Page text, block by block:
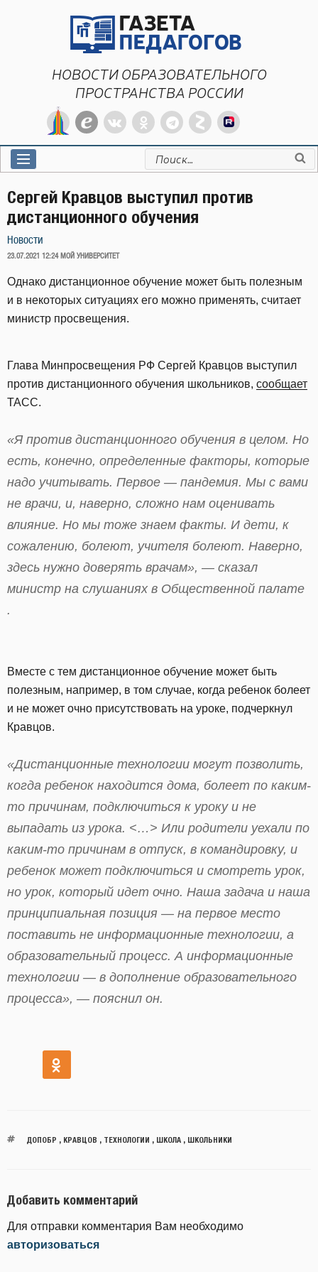
НОВОСТИ ОБРАЗОВАТЕЛЬНОГО
ПРОСТРАНСТВА РОССИИ
Искать:
Сергей Кравцов выступил против
дистанционного обучения
Новости
ОПУБЛИКОВАНО
23.07.2021 12:24 МОЙ УНИВЕРСИТЕТ
Однако дистанционное обучение может быть полезным
и в некоторых ситуациях его можно применять, считает
министр просвещения.
Глава Минпросвещения РФ Сергей Кравцов выступил
против дистанционного обучения школьников, сообщает
ТАСС.
«Я против дистанционного обучения в целом. Но
есть, конечно, определенные факторы, которые
надо учитывать. Первое — пандемия. Мы с вами
не врачи, и, наверно, сложно нам оценивать
влияние. Но мы тоже знаем факты. И дети, к
сожалению, болеют, учителя болеют. Наверно,
здесь нужно доверять врачам», — сказал
министр на слушаниях в Общественной палате
.
Вместе с тем дистанционное обучение может быть
полезным, например, в том случае, когда ребенок болеет
и не может очно присутствовать на уроке, подчеркнул
Кравцов.
«Дистанционные технологии могут позволить,
когда ребенок находится дома, болеет по каким-
то причинам, подключиться к уроку и не
выпадать из урока. <…> Или родители уехали по
каким-то причинам в отпуск, в командировку, и
ребенок может подключиться и смотреть урок,
но урок, который идет очно. Наша задача и наша
принципиальная позиция — на первое место
поставить не информационные технологии, а
образовательный процесс. А информационные
технологии — в дополнение образовательного
процесса», — пояснил он.
ДОПОБР , КРАВЦОВ , ТЕХНОЛОГИИ , ШКОЛА, ШКОЛЬНИКИ
Добавить комментарий
Для отправки комментария Вам необходимо
авторизоваться